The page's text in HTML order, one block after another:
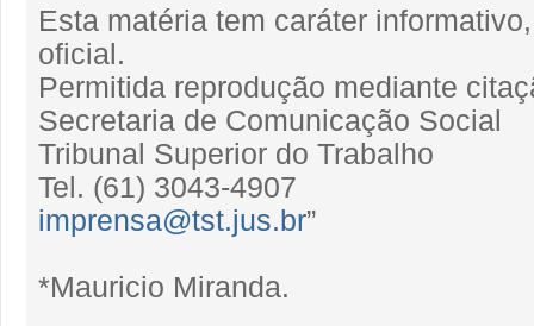
Esta matéria tem caráter
oficial.
Permitida reprodução mediante
Secretaria de Comunicação Social
Tribunal Superior do Trabalho
Tel. (61) 3043-4907
imprensa@tst.jus.br”
*Mauricio Miranda.